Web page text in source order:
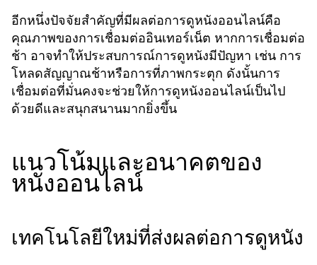
อีกหนึ่งปัจจัยสำคัญที่มีผลต่อการดูหนังออนไลน์คือ
คุณภาพของการเชื่อมต่ออินเทอร์เน็ต หากการเชื่อมต่อ
ช้า อาจทำให้ประสบการณ์การดูหนังมีปัญหา เช่น การ
โหลดสัญญาณช้าหรือการที่ภาพกระตุก ดังนั้นการ
เชื่อมต่อที่มั่นคงจะช่วยให้การดูหนังออนไลน์เป็นไป
ด้วยดีและสนุกสนานมากยิ่งขึ้น
แนวโน้มและอนาคตของ
หนังออนไลน์
เทคโนโลยีใหม่ที่ส่งผลต่อการดูหนัง